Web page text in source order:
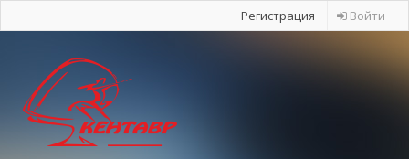
Регистрация Войти